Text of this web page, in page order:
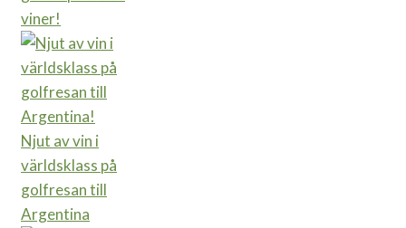
viner!
Njut av vin i
världsklass på
golfresan till
Argentina